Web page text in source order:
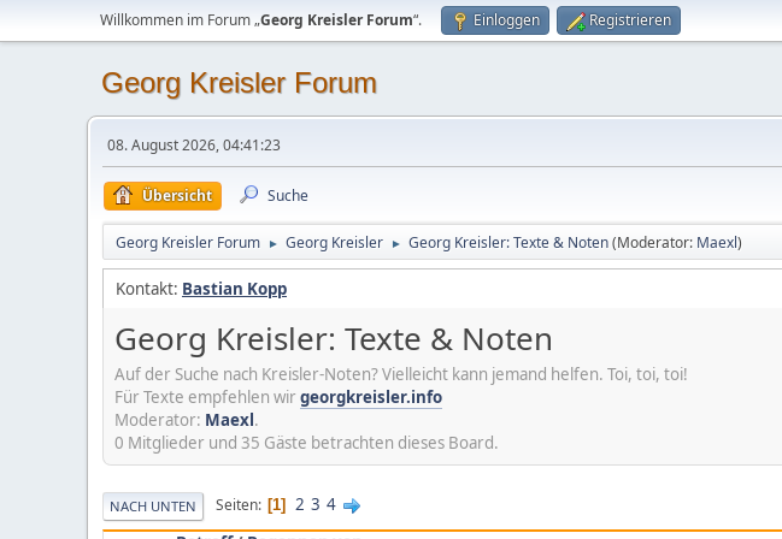
Willkommen im Forum „Georg Kreisler Forum“. Einloggen Registrieren
Georg Kreisler Forum
08. August 2026, 04:41:23
Übersicht Suche
Georg Kreisler Forum ► Georg Kreisler ► Georg Kreisler: Texte & Noten(Moderator: Maexl)
Kontakt: Bastian Kopp
Georg Kreisler: Texte & Noten
Auf der Suche nach Kreisler-Noten? Vielleicht kann jemand helfen. Toi, toi, toi!
Für Texte empfehlen wir georgkreisler.info
Moderator: Maexl.
0 Mitglieder und 35 Gäste betrachten dieses Board.
NACH UNTEN Seiten 1 2 3 4